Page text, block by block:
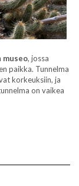
museo, jossa
paikka. Tunnelma
korkeuksiin, ja
on vaikea